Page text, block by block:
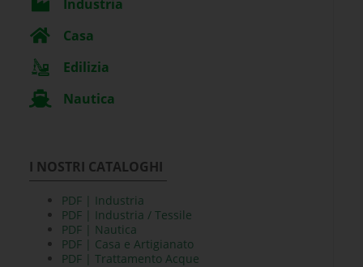
Industria
Casa
Edilizia
Nautica
I NOSTRI CATALOGHI
PDF | Industria
PDF | Industria / Tessile
PDF | Nautica
PDF | Casa e Artigianato
PDF | Trattamento Acque